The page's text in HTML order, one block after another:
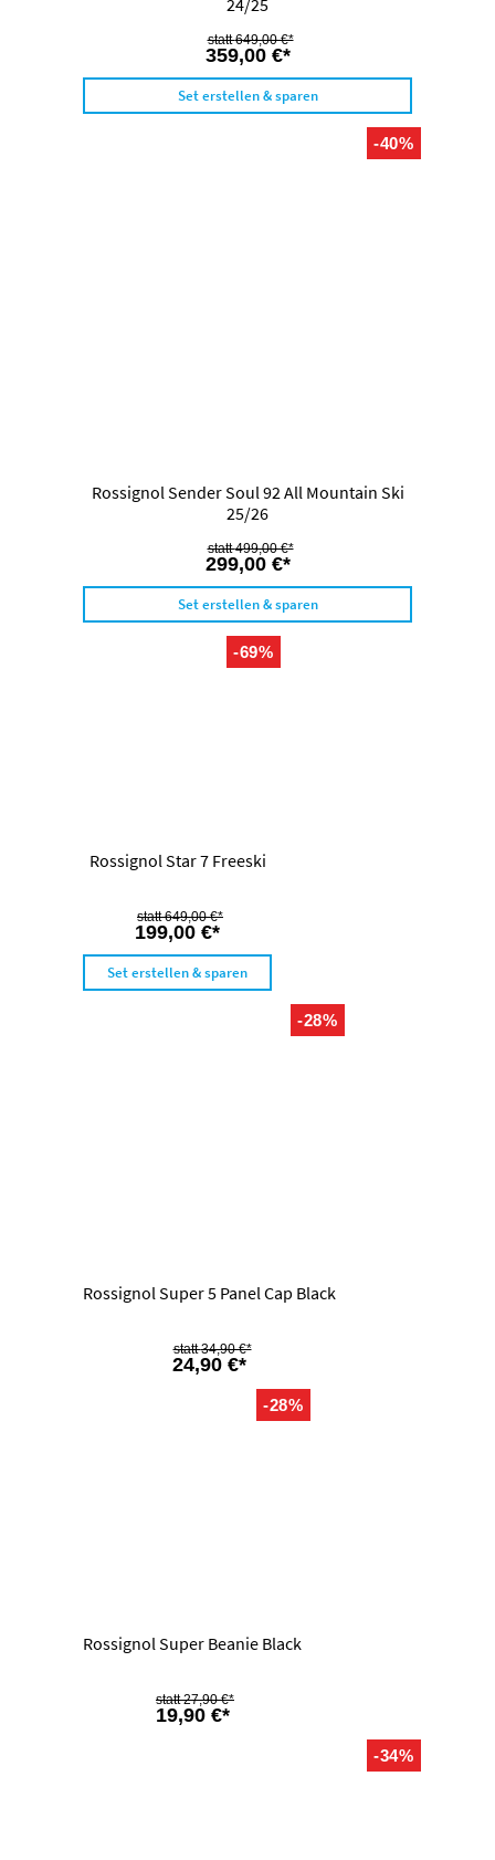
24/25
359,00 €*
649,00 €*
Set erstellen & sparen
-40%
Rossignol Sender Soul 92 All Mountain Ski
25/26
299,00 €*
499,00 €*
Set erstellen & sparen
-69%
Rossignol Star 7 Freeski
199,00 €*
649,00 €*
Set erstellen & sparen
-28%
Rossignol Super 5 Panel Cap Black
24,90 €*
34,90 €*
-28%
Rossignol Super Beanie Black
19,90 €*
27,90 €*
-34%